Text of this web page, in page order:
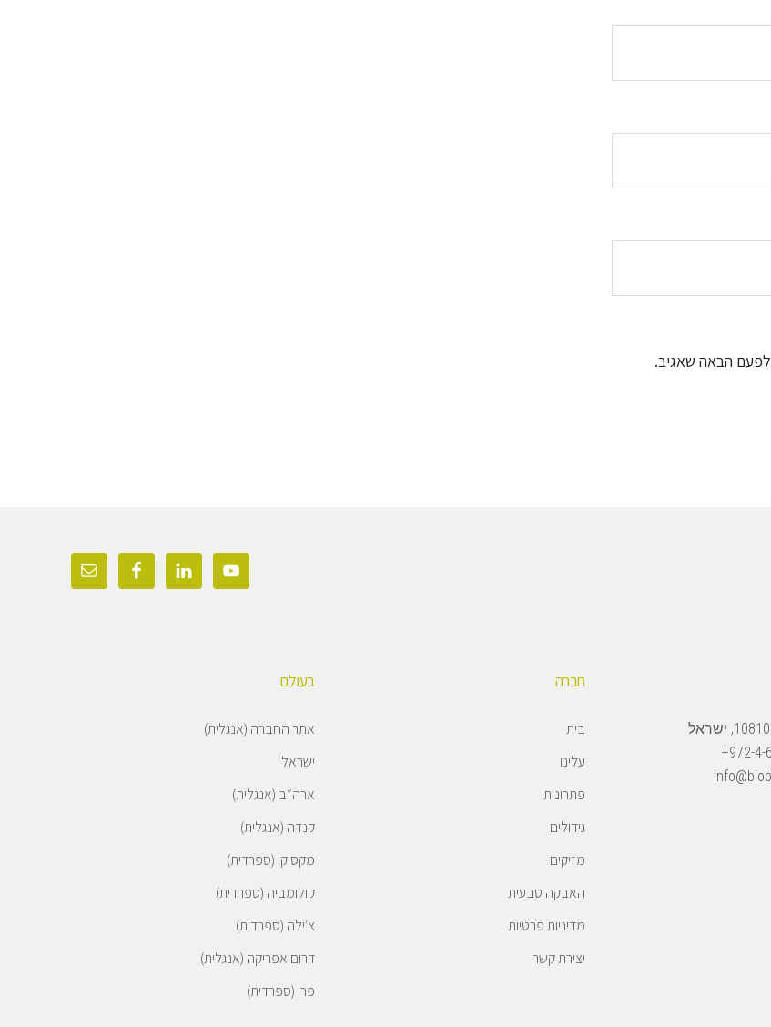
הבאה שאגיב.
בעולם
אתר החברה (אנגלית)
ישראל
ארה״ב (אנגלית)
קנדה (אנגלית)
מקסיקו (ספרדית)
קולומביה (ספרדית)
צ׳ילה (ספרדית)
דרום אפריקה (אנגלית)
פרו (ספרדית)
חברה
בית
עלינו
פתרונות
גידולים
מזיקים
האבקה טבעית
מדיניות פרטיות
יצירת קשר
972-4-